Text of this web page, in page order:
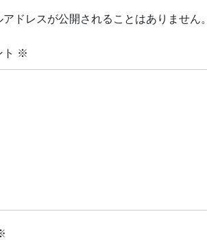
アドレスが公開されることはありません。
※